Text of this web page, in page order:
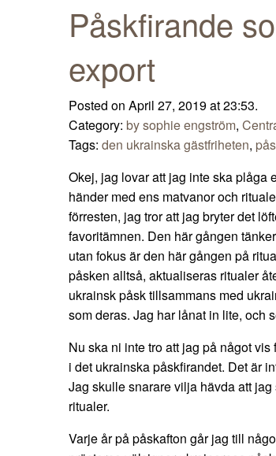
Påskfirande
export
Posted on April 27, 2019 at 23:53.
Category: by sophie engström,
Tags: den ukrainska gästfriheten,
Okej, jag lovar att jag inte ska plåga
händer med ens matvanor och
förresten, jag tror att jag bryter det
favoritämnen. Den här gången
utan fokus är den här gången på
påsken alltså, aktualiseras ritualer
ukrainsk påsk tillsammans med
som deras. Jag har lånat in lite, och
Nu ska ni inte tro att jag på något
i det ukrainska påskfirandet. Det är
Jag skulle snarare vilja hävda att
ritualer.
Varje år på påskafton går jag till